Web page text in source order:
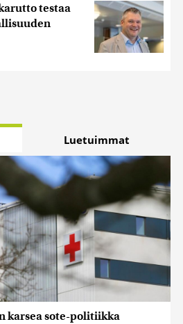
testaa
Luetuimmat
karsea sote-politiikka